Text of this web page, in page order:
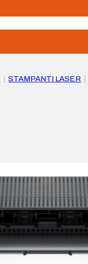
STAMPANTI LASER